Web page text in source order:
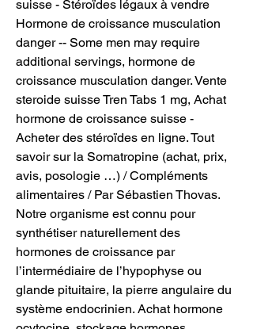
suisse - Stéroïdes légaux à vendre
Hormone de croissance musculation
danger -- Some men may require
additional servings, hormone de
croissance musculation danger. Vente
steroide suisse Tren Tabs 1 mg, Achat
hormone de croissance suisse -
Acheter des stéroïdes en ligne. Tout
savoir sur la Somatropine (achat, prix,
avis, posologie …) / Compléments
alimentaires / Par Sébastien Thovas.
Notre organisme est connu pour
synthétiser naturellement des
hormones de croissance par
l’intermédiaire de l’hypophyse ou
glande pituitaire, la pierre angulaire du
système endocrinien. Achat hormone